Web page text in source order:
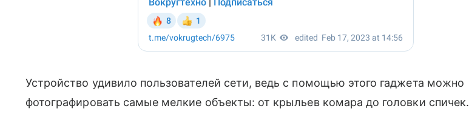
Устройство удивило пользователей сети, ведь с помощью этого гаджета можно
фотографировать самые мелкие объекты: от крыльев комара до головки спичек.